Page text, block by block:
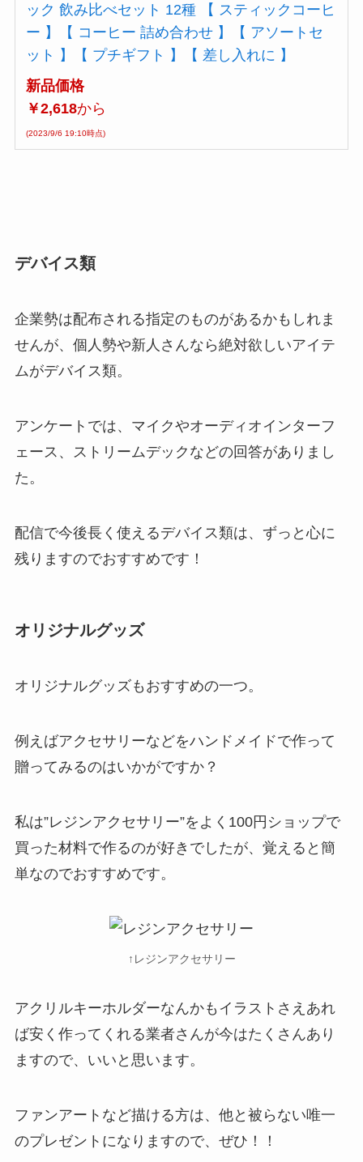
ック 飲み比べセット 12種 【 スティックコーヒ
ー 】【 コーヒー 詰め合わせ 】【 アソートセ
ット 】【 プチギフト 】【 差し入れに 】
新品価格
￥2,618から
(2023/9/6 19:10時点)
デバイス類
企業勢は配布される指定のものがあるかもしれま
せんが、個人勢や新人さんなら絶対欲しいアイテ
ムがデバイス類。
アンケートでは、マイクやオーディオインターフ
ェース、ストリームデックなどの回答がありまし
た。
配信で今後長く使えるデバイス類は、ずっと心に
残りますのでおすすめです！
オリジナルグッズ
オリジナルグッズもおすすめの一つ。
例えばアクセサリーなどをハンドメイドで作って
贈ってみるのはいかがですか？
私は”レジンアクセサリー”をよく100円ショップで
買った材料で作るのが好きでしたが、覚えると簡
単なのでおすすめです。
↑レジンアクセサリー
アクリルキーホルダーなんかもイラストさえあれ
ば安く作ってくれる業者さんが今はたくさんあり
ますので、いいと思います。
ファンアートなど描ける方は、他と被らない唯一
のプレゼントになりますので、ぜひ！！